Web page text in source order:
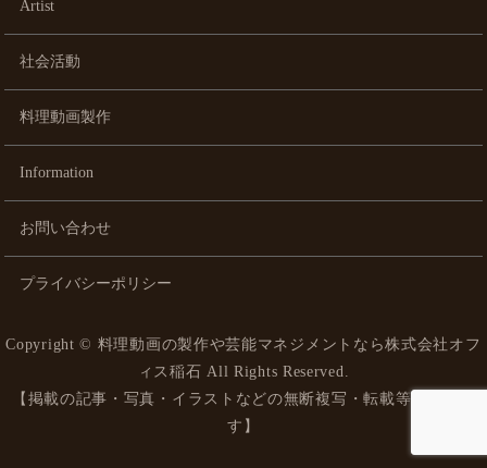
Artist
社会活動
料理動画製作
Information
お問い合わせ
プライバシーポリシー
Copyright © 料理動画の製作や芸能マネジメントなら株式会社オフ
ィス稲石 All Rights Reserved.
【掲載の記事・写真・イラストなどの無断複写・転載等を禁じま
す】